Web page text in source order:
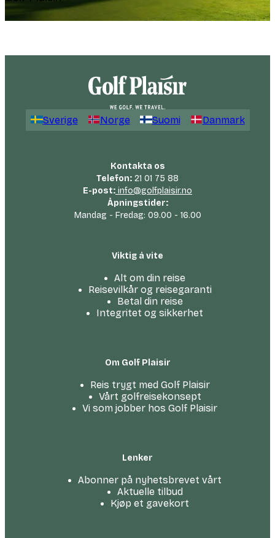
Sverige Norge Suomi Danmark
Kontakta os
Telefon: 21 01 75 88
E-post: info@golfplaisir.no
Åpningstider:
Mandag - Fredag: 09.00 - 16.00
Viktig å vite
Alt om din reise
Reisevilkår og reisegaranti
Betal din reise
Integritet og sikkerhet
Om Golf Plaisir
Reis trygt med Golf Plaisir
Vårt golfreise­konsept
Vi som jobber hos Golf Plaisir
Lenker
Abonner på nyhetsbrevet vårt
Aktuelle tilbud
Kjøp et gavekort